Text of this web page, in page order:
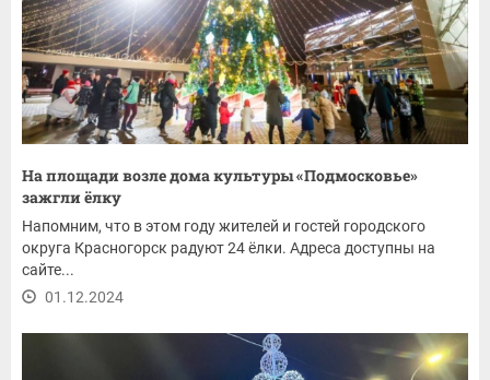
На площади возле дома культуры «Подмосковье»
зажгли ёлку
Напомним, что в этом году жителей и гостей городского
округа Красногорск радуют 24 ёлки. Адреса доступны на
сайте...
01.12.2024